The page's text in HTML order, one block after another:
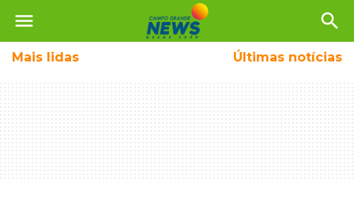
menu search
Mais lidas Últimas notícias